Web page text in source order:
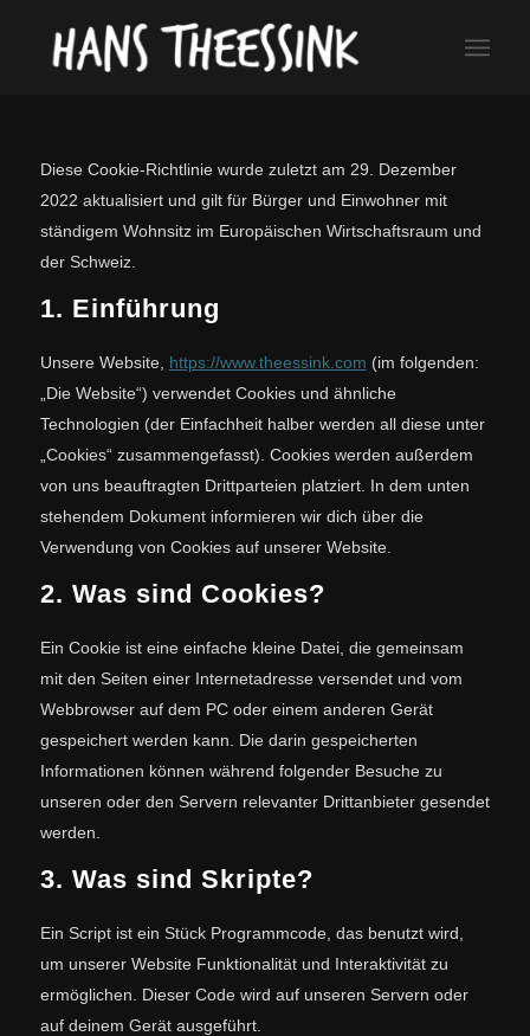
Diese Cookie-Richtlinie wurde zuletzt am 29. Dezember
2022 aktualisiert und gilt für Bürger und Einwohner mit
ständigem Wohnsitz im Europäischen Wirtschaftsraum und
der Schweiz.
1. Einführung
Unsere Website, https://www.theessink.com (im folgenden:
„Die Website“) verwendet Cookies und ähnliche
Technologien (der Einfachheit halber werden all diese unter
„Cookies“ zusammengefasst). Cookies werden außerdem
von uns beauftragten Drittparteien platziert. In dem unten
stehendem Dokument informieren wir dich über die
Verwendung von Cookies auf unserer Website.
2. Was sind Cookies?
Ein Cookie ist eine einfache kleine Datei, die gemeinsam
mit den Seiten einer Internetadresse versendet und vom
Webbrowser auf dem PC oder einem anderen Gerät
gespeichert werden kann. Die darin gespeicherten
Informationen können während folgender Besuche zu
unseren oder den Servern relevanter Drittanbieter gesendet
werden.
3. Was sind Skripte?
Ein Script ist ein Stück Programmcode, das benutzt wird,
um unserer Website Funktionalität und Interaktivität zu
ermöglichen. Dieser Code wird auf unseren Servern oder
auf deinem Gerät ausgeführt.